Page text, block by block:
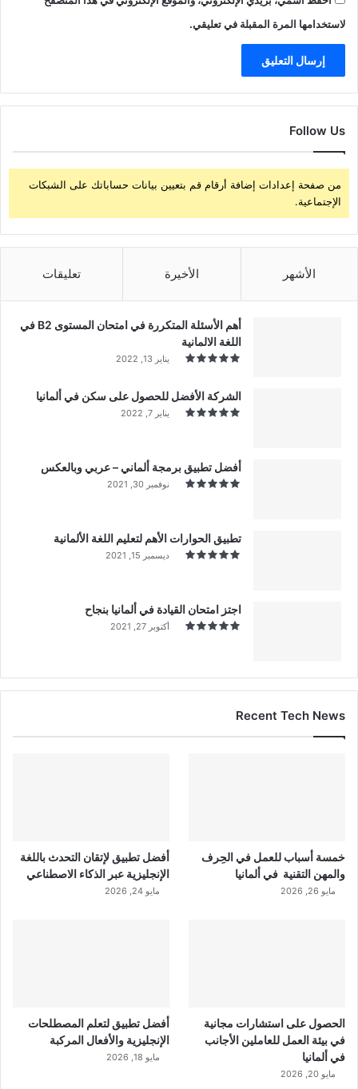
لاستخدامها المرة المقبلة في تعليقي.
Follow Us
من صفحة إعدادات إضافة أرقام قم بتعيين بيانات حساباتك على الشبكات
الإجتماعية.
الأشهر الأخيرة تعليقات
أهم الأسئلة المتكررة في امتحان المستوى B2 في
اللغة الالمانية
يناير 13, 2022
الشركة الأفضل للحصول على سكن في ألمانيا
يناير 7, 2022
أفضل تطبيق برمجة ألماني – عربي وبالعكس
نوفمبر 30, 2021
تطبيق الحوارات الأهم لتعليم اللغة الألمانية
ديسمبر 15, 2021
اجتز امتحان القيادة في ألمانيا بنجاح
أكتوبر 27, 2021
Recent Tech News
خمسة أسباب للعمل في الحِرف
والمهن التقنية في ألمانيا
مايو 26, 2026
أفضل تطبيق لإتقان التحدث باللغة
الإنجليزية عبر الذكاء الاصطناعي
مايو 24, 2026
الحصول على استشارات مجانية
في بيئة العمل للعاملين الأجانب
في ألمانيا
مايو 20, 2026
أفضل تطبيق لتعلم المصطلحات
الإنجليزية والأفعال المركبة
مايو 18, 2026